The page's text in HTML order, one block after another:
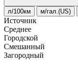
л/100км м/гал.(US)
Источник
Среднее
Городской
Смешанный
Загородный